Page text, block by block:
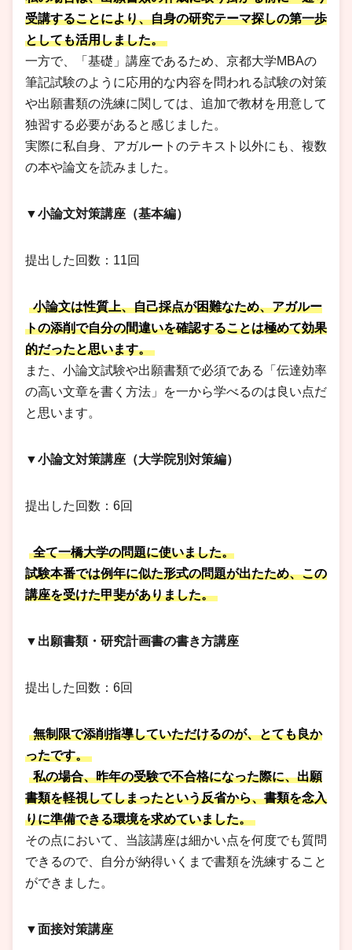
受講することにより、自身の研究テーマ探しの第一歩
としても活用しました。
一方で、「基礎」講座であるため、京都大学MBAの
筆記試験のように応用的な内容を問われる試験の対策
や出願書類の洗練に関しては、追加で教材を用意して
独習する必要があると感じました。
実際に私自身、アガルートのテキスト以外にも、複数
の本や論文を読みました。
▼小論文対策講座（基本編）
提出した回数：11回
小論文は性質上、自己採点が困難なため、アガルー
トの添削で自分の間違いを確認することは極めて効果
的だったと思います。
また、小論文試験や出願書類で必須である「伝達効率
の高い文章を書く方法」を一から学べるのは良い点だ
と思います。
▼小論文対策講座（大学院別対策編）
提出した回数：6回
全て一橋大学の問題に使いました。
試験本番では例年に似た形式の問題が出たため、この
講座を受けた甲斐がありました。
▼出願書類・研究計画書の書き方講座
提出した回数：6回
無制限で添削指導していただけるのが、とても良か
ったです。
私の場合、昨年の受験で不合格になった際に、出願
書類を軽視してしまったという反省から、書類を念入
りに準備できる環境を求めていました。
その点において、当該講座は細かい点を何度でも質問
できるので、自分が納得いくまで書類を洗練すること
ができました。
▼面接対策講座